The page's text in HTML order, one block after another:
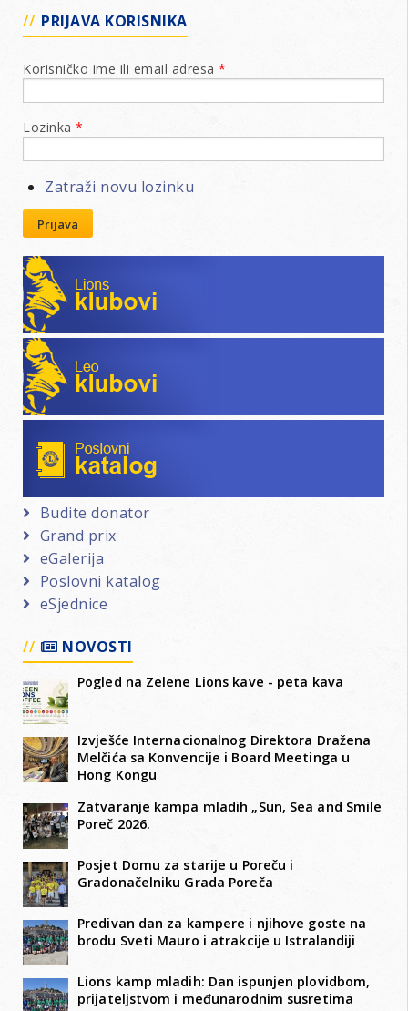
PRIJAVA KORISNIKA
Korisničko ime ili email adresa *
Lozinka *
Zatraži novu lozinku
Prijava
Lions klubovi
Leo klubovi
Budite donator
Grand prix
eGalerija
Poslovni katalog
eSjednice
NOVOSTI
Pogled na Zelene Lions kave - peta kava
Izvješće Internacionalnog Direktora Dražena
Melčića sa Konvencije i Board Meetinga u
Hong Kongu
Zatvaranje kampa mladih „Sun, Sea and Smile
Poreč 2026.
Posjet Domu za starije u Poreču i
Gradonačelniku Grada Poreča
Predivan dan za kampere i njihove goste na
brodu Sveti Mauro i atrakcije u Istralandiji
Lions kamp mladih: Dan ispunjen plovidbom,
prijateljstvom i međunarodnim susretima